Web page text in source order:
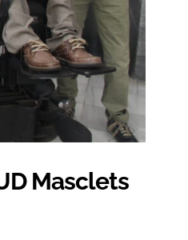
Masclets